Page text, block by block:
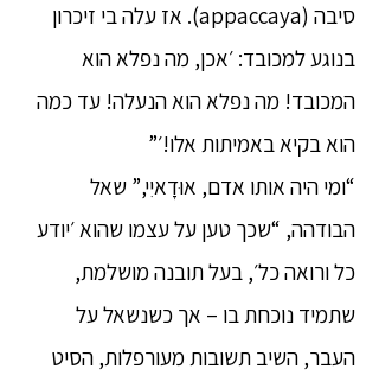
סיבה (appaccaya). אז עלה בי זיכרון
בנוגע למכובד: ׳אכן, מה נפלא הוא
המכובד! מה נפלא הוא הנעלה! עד כמה
הוא בקיא באמיתות אלו!׳”
“ומי היה אותו אדם, אוּדָאיִי,” שאל
הבודהה, “שכך טען על עצמו שהוא ׳יודע
כל ורואה כל׳, בעל תובנה מושלמת,
שתמיד נוכחת בו – אך כשנשאל על
העבר, השיב תשובות מעורפלות, הסיט